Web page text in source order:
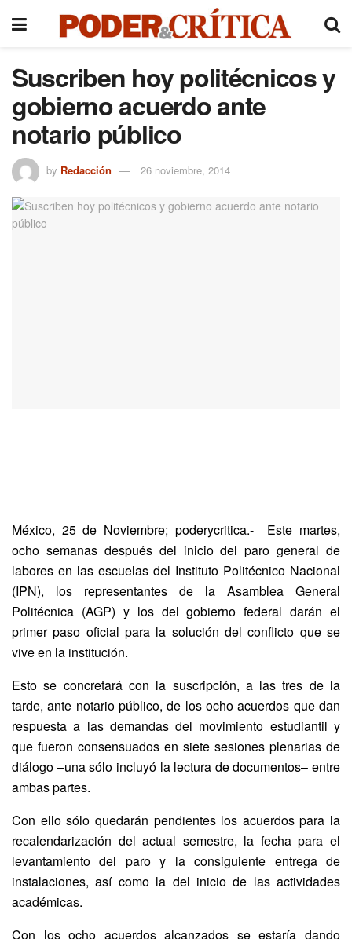
Suscriben hoy politécnicos y
gobierno acuerdo ante
notario público
by Redacción 26 noviembre, 2014
México, 25 de Noviembre; poderycritica.- Este martes,
ocho semanas después del inicio del paro general de
labores en las escuelas del Instituto Politécnico Nacional
(IPN), los representantes de la Asamblea General
Politécnica (AGP) y los del gobierno federal darán el
primer paso oficial para la solución del conflicto que se
vive en la institución.
Esto se concretará con la suscripción, a las tres de la
tarde, ante notario público, de los ocho acuerdos que dan
respuesta a las demandas del movimiento estudiantil y
que fueron consensuados en siete sesiones plenarias de
diálogo –una sólo incluyó la lectura de documentos– entre
ambas partes.
Con ello sólo quedarán pendientes los acuerdos para la
recalendarización del actual semestre, la fecha para el
levantamiento del paro y la consiguiente entrega de
instalaciones, así como la del inicio de las actividades
académicas.
Con los ocho acuerdos alcanzados se estaría dando